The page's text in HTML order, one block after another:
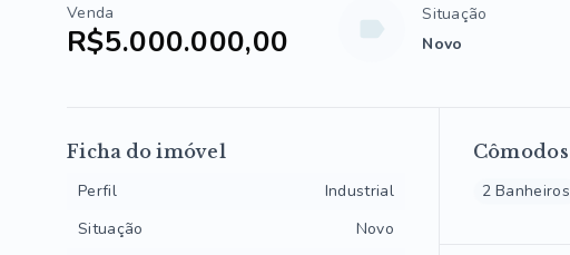
Venda
R$5.000.000,00
Situação
Novo
Cômodos
2 Banheiros
Ficha do imóvel
Perfil
Industrial
Situação
Novo